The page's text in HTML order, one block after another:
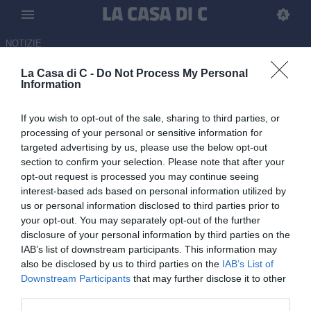
La Casa di C - Do Not Process My Personal
Information
If you wish to opt-out of the sale, sharing to third parties, or
processing of your personal or sensitive information for
targeted advertising by us, please use the below opt-out
section to confirm your selection. Please note that after your
opt-out request is processed you may continue seeing
interest-based ads based on personal information utilized by
us or personal information disclosed to third parties prior to
your opt-out. You may separately opt-out of the further
disclosure of your personal information by third parties on the
IAB’s list of downstream participants. This information may
also be disclosed by us to third parties on the IAB’s List of
Downstream Participants that may further disclose it to other
NOTIZIE
Ascoli in B, la gioia di Tomei:
un’identità forte”
15.06.2026 10:30 diAlessia Albani
Ascoli in Serie B con Tomei dopo una cavalcata nei playoff:
decisivo il gruppo. L’allenatore tra emozioni, identità di gioco e